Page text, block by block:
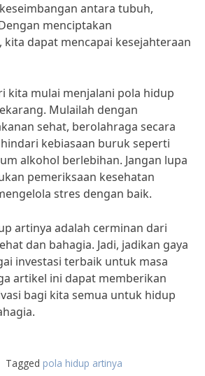
antara tubuh,
menciptakan
kita dapat mencapai kesejahteraan
kita mulai menjalani pola hidup
Mulailah dengan
sehat, berolahraga secara
kebiasaan buruk seperti
alkohol berlebihan. Jangan lupa
pemeriksaan kesehatan
stres dengan baik.
artinya adalah cerminan dari
dan bahagia. Jadi, jadikan gaya
investasi terbaik untuk masa
artikel ini dapat memberikan
bagi kita semua untuk hidup
Tagged pola hidup artinya